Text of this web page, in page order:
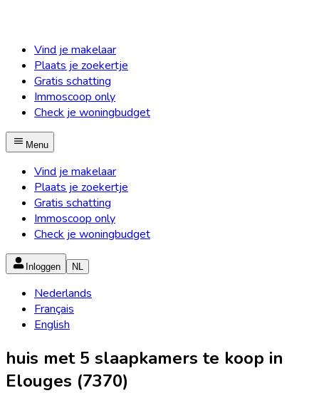
Vind je makelaar
Plaats je zoekertje
Gratis schatting
Immoscoop only
Check je woningbudget
Menu
Vind je makelaar
Plaats je zoekertje
Gratis schatting
Immoscoop only
Check je woningbudget
Inloggen NL
Nederlands
Français
English
huis met 5 slaapkamers te koop in
Elouges (7370)